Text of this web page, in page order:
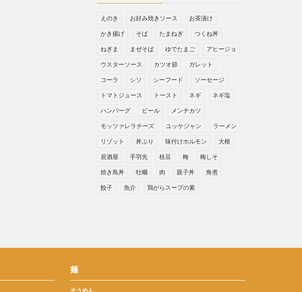
えのき お好み焼きソース お茶漬け
かき揚げ そば たまねぎ つくね丼
ねぎま まぜそば ゆでたまご アヒージョ
ウスターソース カツオ節 ガレット
コーラ シソ シーフード ソーセージ
トマトジュース トースト ネギ ネギ塩
ハンバーグ ビール メンチカツ
モッツァレラチーズ ユッケジャン ラーメン
リゾット 丼ぶり 味付けホルモン 大根
居酒屋 手羽先 枝豆 梅 梅しそ
焼き鳥丼 牡蠣 肉 親子丼 角煮
餃子 魚介 鶏がらスープの素
麺
そうめん